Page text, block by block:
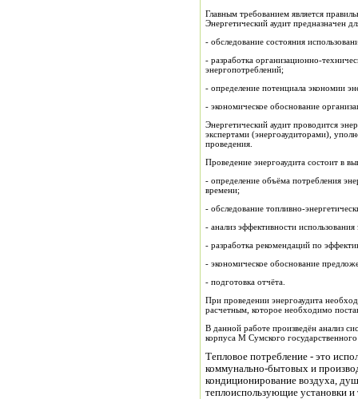
Главным требованием является
Энергетический аудит предназначен
- обследование состояния
- разработка организационно-
энергопотреблений;
- определение потенциала экономии
- экономическое обоснование
Энергетический аудит проводится
экспертами (энергоаудиторами),
проведения.
Проведение энергоаудита состоит в
- определение объёма потребления
времени;
- обследование топливно-
- анализ эффективности
- разработка рекомендаций по
- экономическое обоснование
- подготовка отчёта.
При проведении энергоаудита
расчетным, которое необходимо
В данной работе произведён анализ
корпуса М Сумского
Тепловое потребление - это
коммунально-бытовых и
кондиционирование воздуха,
теплоиспользующие установки и